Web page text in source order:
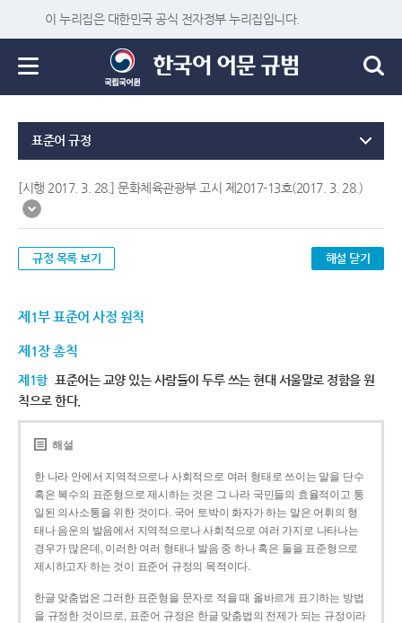
이 누리집은 대한민국 공식 전자정부 누리집입니다.
표준어 규정
[시행 2017. 3. 28.] 문화체육관광부 고시 제2017-13호(2017. 3. 28.)
규정 목록 보기 해설 닫기
제1부 표준어 사정 원칙
제1장 총칙
제1항 표준어는 교양 있는 사람들이 두루 쓰는 현대 서울말로 정함을 원
칙으로 한다.
해설
한 나라 안에서 지역적으로나 사회적으로 여러 형태로 쓰이는 말을 단수
혹은 복수의 표준형으로 제시하는 것은 그 나라 국민들의 효율적이고 통
일된 의사소통을 위한 것이다. 국어 토박이 화자가 하는 말은 어휘의 형
태나 음운의 발음에서 지역적으로나 사회적으로 여러 가지로 나타나는
경우가 많은데, 이러한 여러 형태나 발음 중 하나 혹은 둘을 표준형으로
제시하고자 하는 것이 표준어 규정의 목적이다.
한글 맞춤법은 그러한 표준형을 문자로 적을 때 올바르게 표기하는 방법
을 규정한 것이므로, 표준어 규정은 한글 맞춤법의 전제가 되는 규정이라